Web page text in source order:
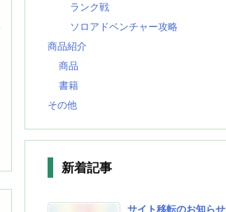
ランク戦
ソロアドベンチャー攻略
商品紹介
商品
書籍
その他
新着記事
サイト移転のお知らせ